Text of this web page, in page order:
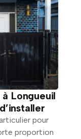
Longueuil
pour
proportion